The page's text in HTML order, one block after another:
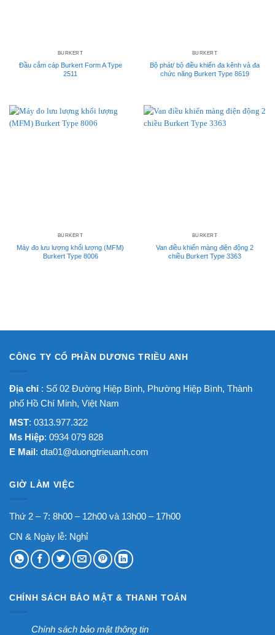
BURKERT
Đầu cắm cáp Burkert Form A Type
2511
BURKERT
Bộ phát/ bộ điều khiển đa kênh và đa
chức năng Burkert Type 8619
BURKERT
Máy đo lưu lượng khối lượng (MFM)
Burkert Type 8006
BURKERT
Van điều khiển màng điện động 2
chiều Burkert Type 3363
CÔNG TY CỔ PHẦN DƯƠNG TRIỀU ANH
Địa chỉ : Số 02 Đường Hiệp Bình, Phường Hiệp Bình, Thành
phố Hồ Chí Minh, Việt Nam
MST: 0313.977.322
Ms Hiệp: 0934 079 828
E Mail: dta01@duongtrieuanh.com
GIỜ LÀM VIỆC
Thứ 2 – 7: 8h00 – 12h00 và 13h00 – 17h00
CN & Ngày lễ: Nghỉ
CHÍNH SÁCH BẢO MẬT & THANH TOÁN
Chính sách bảo mật thông tin